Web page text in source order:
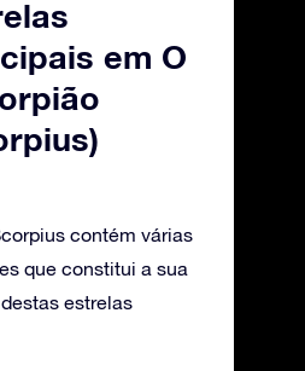
em O
contém várias
que constitui a sua
estrelas